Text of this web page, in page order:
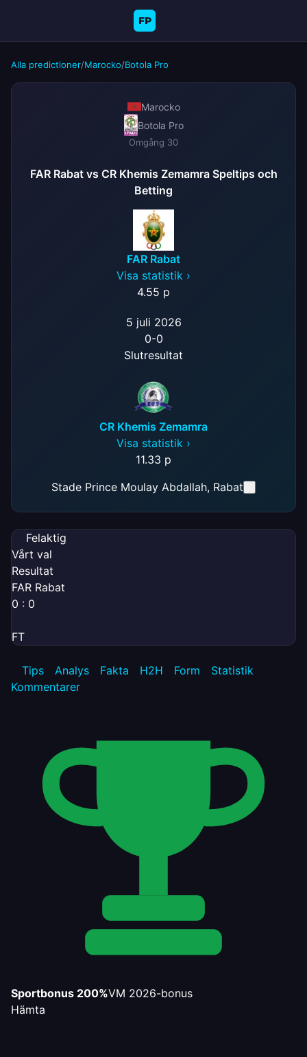
FP
Alla predictioner/Marocko/Botola Pro
Marocko
Botola Pro
Omgång 30
FAR Rabat vs CR Khemis Zemamra Speltips och
Betting
FAR Rabat
Visa statistik ›
4.55 p
5 juli 2026
0-0
Slutresultat
CR Khemis Zemamra
Visa statistik ›
11.33 p
Stade Prince Moulay Abdallah, Rabat
Felaktig
Vårt val
Resultat
FAR Rabat
0 : 0
FT
Tips Analys Fakta H2H Form
Statistik
Kommentarer
Sportbonus 200%VM 2026-bonus
Hämta